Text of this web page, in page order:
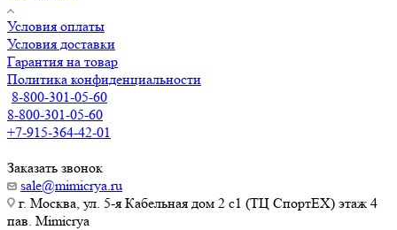
Условия оплаты
Условия доставки
Гарантия на товар
Политика конфиденциальности
8-800-301-05-60
8-800-301-05-60
+7-915-364-42-01
Заказать звонок
sale@mimicrya.ru
г. Москва, ул. 5-я Кабельная дом 2 с1 (ТЦ СпортEX) этаж 4
пав. Mimicrya